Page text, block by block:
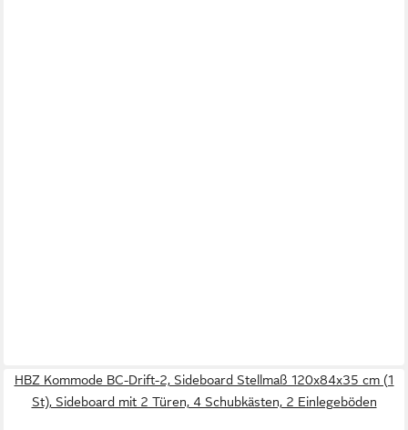
HBZ Kommode BC-Drift-2, Sideboard Stellmaß 120x84x35 cm (1
St), Sideboard mit 2 Türen, 4 Schubkästen, 2 Einlegeböden